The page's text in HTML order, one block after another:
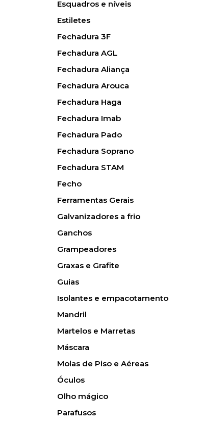
Esquadros e níveis
Estiletes
Fechadura 3F
Fechadura AGL
Fechadura Aliança
Fechadura Arouca
Fechadura Haga
Fechadura Imab
Fechadura Pado
Fechadura Soprano
Fechadura STAM
Fecho
Ferramentas Gerais
Galvanizadores a frio
Ganchos
Grampeadores
Graxas e Grafite
Guias
Isolantes e empacotamento
Mandril
Martelos e Marretas
Máscara
Molas de Piso e Aéreas
Óculos
Olho mágico
Parafusos